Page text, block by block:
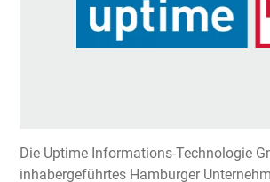
Die Uptime Informations-Technologie
inhabergeführtes Hamburger